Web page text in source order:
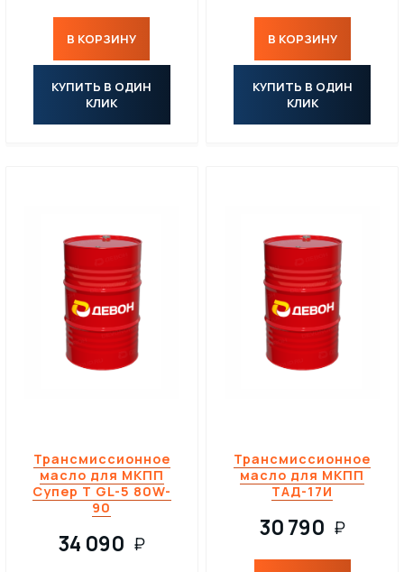
В КОРЗИНУ
КУПИТЬ В ОДИН
КЛИК
В КОРЗИНУ
КУПИТЬ В ОДИН
КЛИК
Трансмиссионное
масло для МКПП
Супер Т GL-5 80W-
90
34 090 ₽
Трансмиссионное
масло для МКПП
ТАД-17И
30 790 ₽